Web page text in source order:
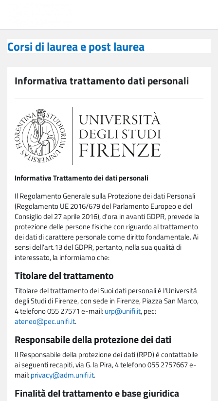
Corsi di laurea e post laurea
Informativa trattamento dati personali
Informativa Trattamento dei dati personali
Il Regolamento Generale sulla Protezione dei dati Personali
(Regolamento UE 2016/679 del Parlamento Europeo e del
Consiglio del 27 aprile 2016), d'ora in avanti GDPR, prevede la
protezione delle persone fisiche con riguardo al trattamento
dei dati di carattere personale come diritto fondamentale. Ai
sensi dell'art.13 del GDPR, pertanto, nella sua qualità di
interessato, la informiamo che:
Titolare del trattamento
Titolare del trattamento dei Suoi dati personali è l'Università
degli Studi di Firenze, con sede in Firenze, Piazza San Marco,
4 telefono 055 27571 e-mail:urp@unifi.it, pec:
ateneo@pec.unifi.it.
Responsabile della protezione dei dati
Il Responsabile della protezione dei dati (RPD) è contattabile
ai seguenti recapiti, via G. la Pira, 4 telefono 055 2757667 e-
mail:privacy@adm.unifi.it.
Finalità del trattamento e base giuridica